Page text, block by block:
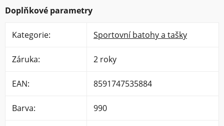
Doplňkové parametry
Kategorie: Sportovní batohy a tašky
Záruka: 2 roky
EAN: 8591747535884
Barva: 990